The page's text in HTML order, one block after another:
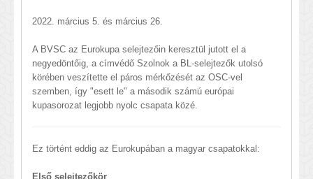
2022. március 5. és március 26.
A BVSC az Eurokupa selejtezőin keresztül jutott el a
negyedöntőig, a címvédő Szolnok a BL-selejtezők utolsó
körében veszítette el páros mérkőzését az OSC-vel
szemben, így "esett le" a második számú európai
kupasorozat legjobb nyolc csapata közé.
Ez történt eddig az Eurokupában a magyar csapatokkal:
Első selejtezőkör